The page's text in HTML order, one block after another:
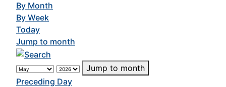
By Month
By Week
Today
Jump to month
Jump to month
Preceding Day